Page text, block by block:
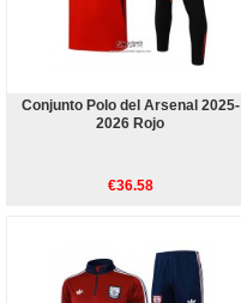
Conjunto Polo del Arsenal 2025-
2026 Rojo
€36.58